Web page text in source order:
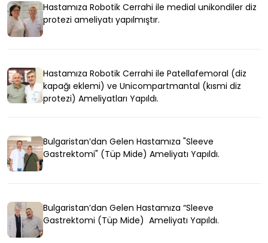
Hastamıza Robotik Cerrahi ile medial unikondiler diz
protezi ameliyatı yapılmıştır.
Hastamıza Robotik Cerrahi ile Patellafemoral (diz
kapağı eklemi) ve Unicompartmantal (kısmi diz
protezi) Ameliyatları Yapıldı.
Bulgaristan’dan Gelen Hastamıza "Sleeve
Gastrektomi" (Tüp Mide) Ameliyatı Yapıldı.
Bulgaristan’dan Gelen Hastamıza “Sleeve
Gastrektomi (Tüp Mide) Ameliyatı Yapıldı.